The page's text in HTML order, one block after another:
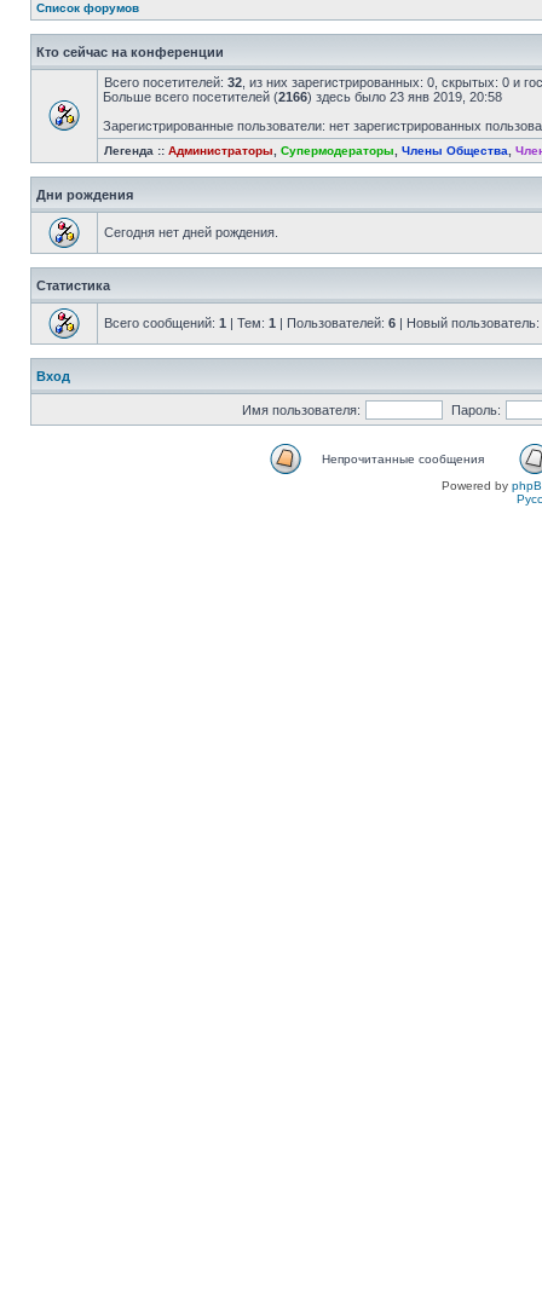
Список форумов
Кто сейчас на конференции
Всего посетителей: 32 , из них зарегистрированных: 0, скрытых: 0 и
Больше всего посетителей (2166) здесь было 23 янв 2019, 20:58
Зарегистрированные пользователи: нет зарегистрированных
Легенда :: Администраторы Супермодераторы Члены Общества
Дни рождения
Сегодня нет дней рождения.
Статистика
Всего сообщений: 1 | Тем: 1 | Пользователей: 6 | Новый пользователь:
Вход
Имя пользователя: Пароль:
Непрочитанные сообщения
Powered by